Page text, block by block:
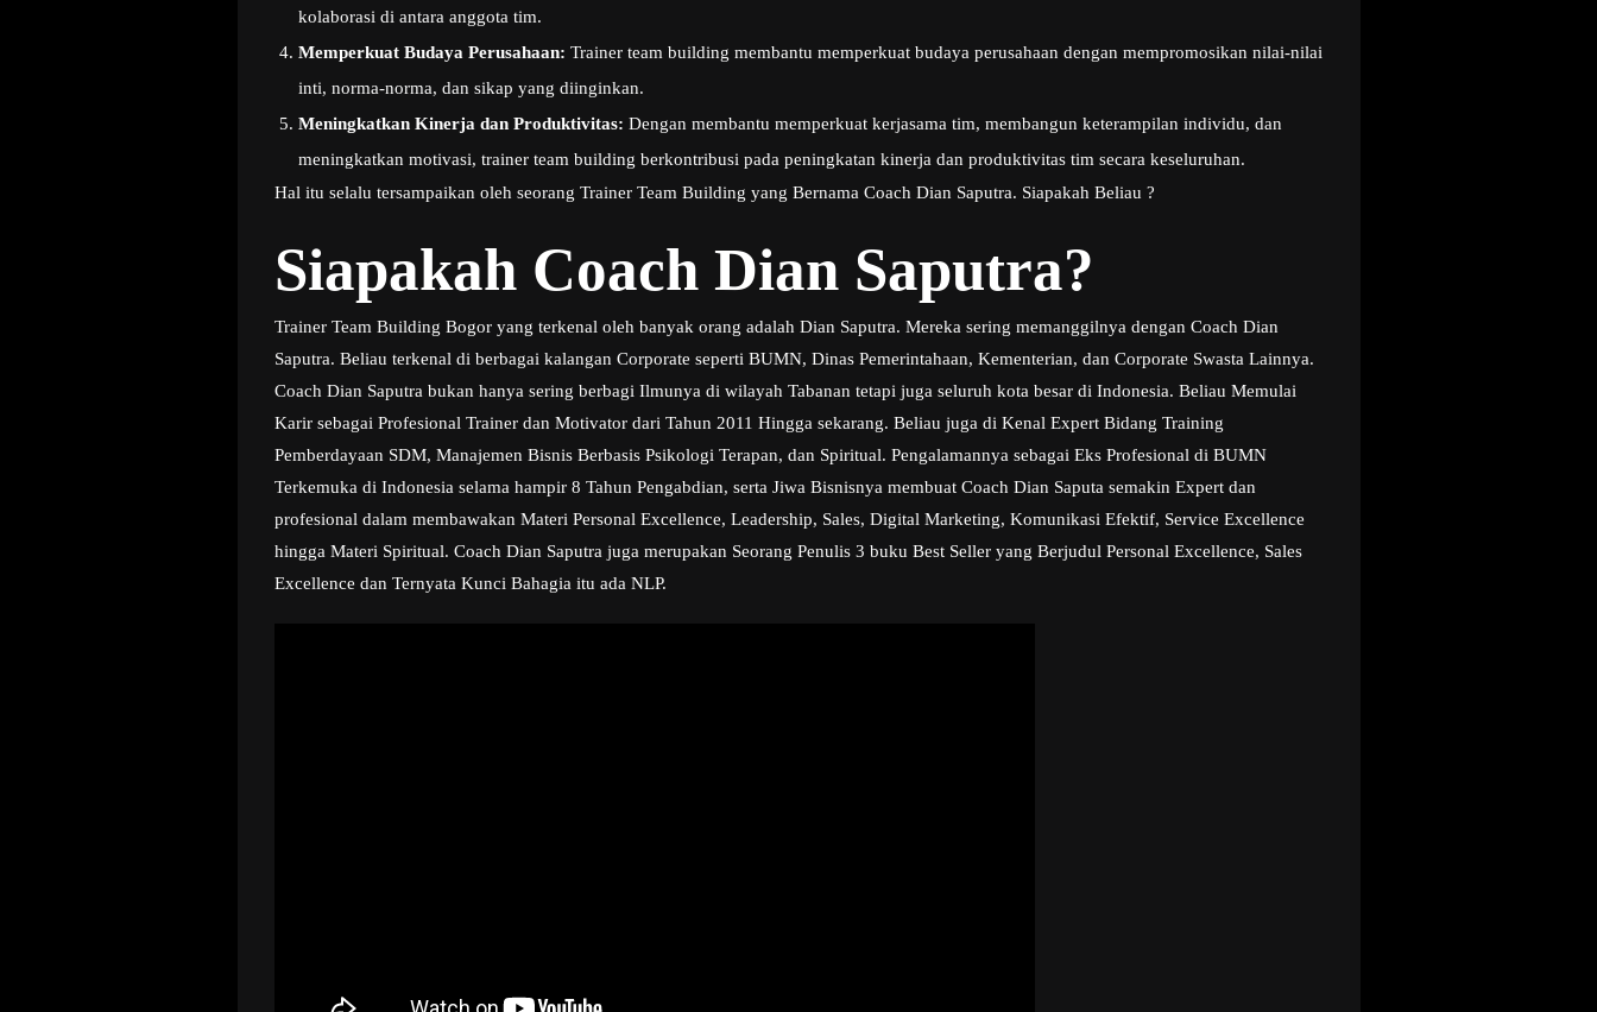
kolaborasi di antara anggota tim.
Memperkuat Budaya Perusahaan: Trainer team building membantu memperkuat budaya perusahaan dengan mempromosikan nilai-nilai
inti, norma-norma, dan sikap yang diinginkan.
Meningkatkan Kinerja dan Produktivitas: Dengan membantu memperkuat kerjasama tim, membangun keterampilan individu, dan
meningkatkan motivasi, trainer team building berkontribusi pada peningkatan kinerja dan produktivitas tim secara keseluruhan.
Hal itu selalu tersampaikan oleh seorang Trainer Team Building yang Bernama Coach Dian Saputra. Siapakah Beliau ?
Siapakah Coach Dian Saputra?
Trainer Team Building Bogor yang terkenal oleh banyak orang adalah Dian Saputra. Mereka sering memanggilnya dengan Coach Dian
Saputra. Beliau terkenal di berbagai kalangan Corporate seperti BUMN, Dinas Pemerintahaan, Kementerian, dan Corporate Swasta Lainnya.
Coach Dian Saputra bukan hanya sering berbagi Ilmunya di wilayah Tabanan tetapi juga seluruh kota besar di Indonesia. Beliau Memulai
Karir sebagai Profesional Trainer dan Motivator dari Tahun 2011 Hingga sekarang. Beliau juga di Kenal Expert Bidang Training
Pemberdayaan SDM, Manajemen Bisnis Berbasis Psikologi Terapan, dan Spiritual. Pengalamannya sebagai Eks Profesional di BUMN
Terkemuka di Indonesia selama hampir 8 Tahun Pengabdian, serta Jiwa Bisnisnya membuat Coach Dian Saputa semakin Expert dan
profesional dalam membawakan Materi Personal Excellence, Leadership, Sales, Digital Marketing, Komunikasi Efektif, Service Excellence
hingga Materi Spiritual. Coach Dian Saputra juga merupakan Seorang Penulis 3 buku Best Seller yang Berjudul Personal Excellence, Sales
Excellence dan Ternyata Kunci Bahagia itu ada NLP.